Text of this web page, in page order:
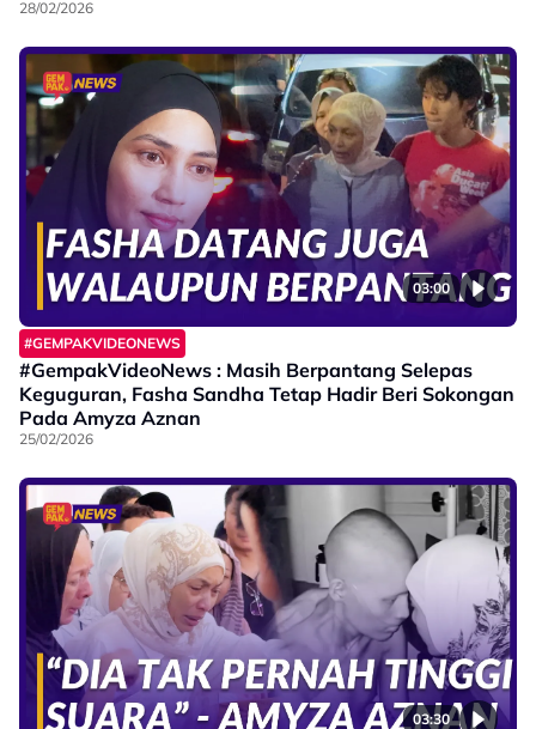
28/02/2026
03:00
#GEMPAKVIDEONEWS
#GempakVideoNews : Masih Berpantang Selepas
Keguguran, Fasha Sandha Tetap Hadir Beri Sokongan
Pada Amyza Aznan
25/02/2026
03:30